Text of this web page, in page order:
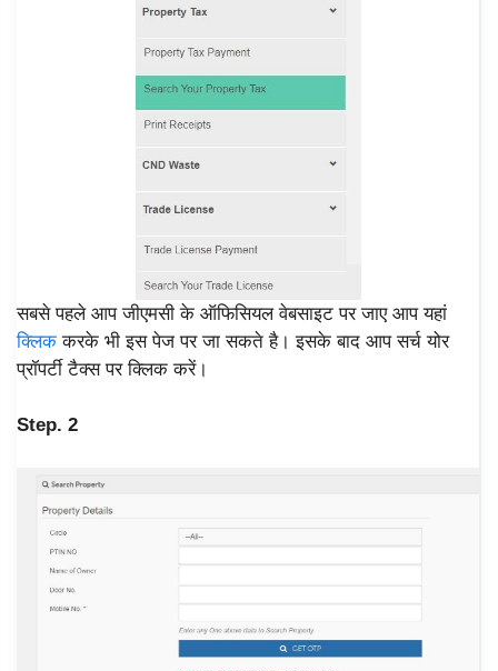
सबसे पहले आप जीएमसी के ऑफिसियल वेबसाइट पर जाए आप यहां
क्लिक करके भी इस पेज पर जा सकते है। इसके बाद आप सर्च योर
प्रॉपर्टी टैक्स पर क्लिक करें।
Step. 2